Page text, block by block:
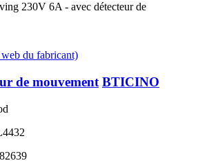
230V 6A - avec détecteur de
du fabricant)
de mouvement BTICINO